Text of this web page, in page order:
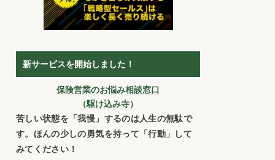
新サービスを開始しました！
保険営業のお悩み相談窓口
（駆け込み寺）
苦しい状態を「我慢」するのは人生の無駄で
す。ほんの少しの勇気を持って「行動」して
みてください！